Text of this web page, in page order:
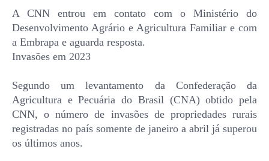
A CNN entrou em contato com o Ministério do
Desenvolvimento Agrário e Agricultura Familiar e com
a Embrapa e aguarda resposta.
Invasões em 2023
Segundo um levantamento da Confederação da
Agricultura e Pecuária do Brasil (CNA) obtido pela
CNN, o número de invasões de propriedades rurais
registradas no país somente de janeiro a abril já superou
os últimos anos.